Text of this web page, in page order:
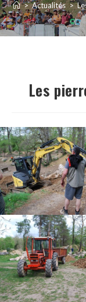
> Actualités >
Les